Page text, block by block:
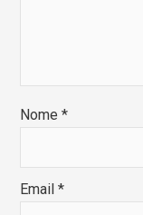
Nome*
Email*